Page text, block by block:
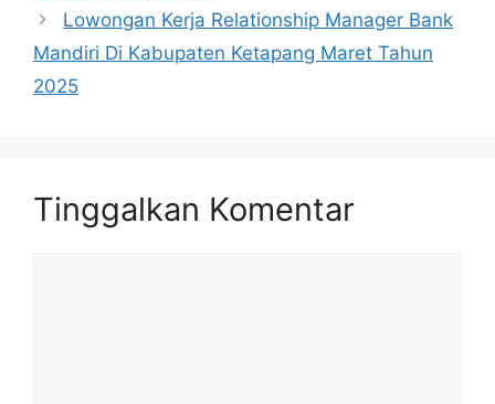
Lowongan Kerja Relationship Manager Bank
Mandiri Di Kabupaten Ketapang Maret Tahun
2025
Tinggalkan Komentar